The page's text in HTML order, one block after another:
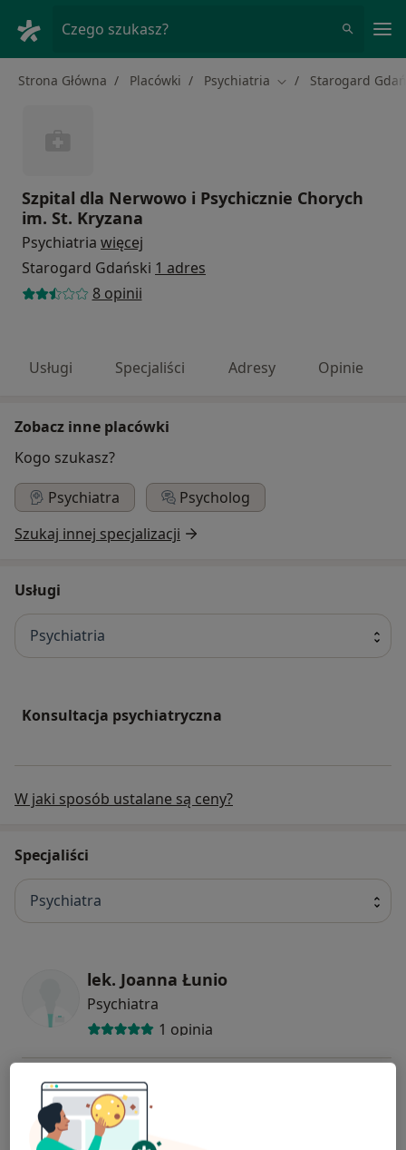
Czego szukasz?
Strona Główna Placówki Psychiatria Zmień miasto
Starogard
Szpital dla Nerwowo i Psychicznie Chorych
im. St. Kryzana
Psychiatria więcej
Starogard Gdański 1 adres
8 opinii
Usługi Specjaliści Adresy Opinie
Zobacz inne placówki
Kogo szukasz?
Psychiatra
Psycholog
Szukaj innej specjalizacji
Usługi
Psychiatria
Konsultacja psychiatryczna
W jaki sposób ustalane są ceny?
Specjaliści
Psychiatra
lek. Joanna Łunio
Psychiatra
1 opinia
Krystyna Włoch
Psychiatra